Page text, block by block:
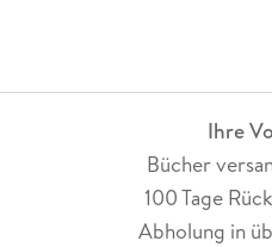
Ihre
Bücher
100 Tage
Abholung in